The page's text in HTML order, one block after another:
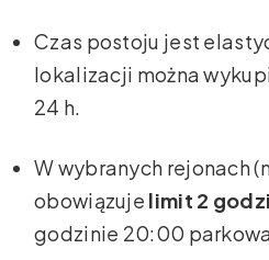
Czas postoju jest
lokalizacji można
24 h.
W wybranych rejonach
obowiązuje limit 2
godzinie 20:00